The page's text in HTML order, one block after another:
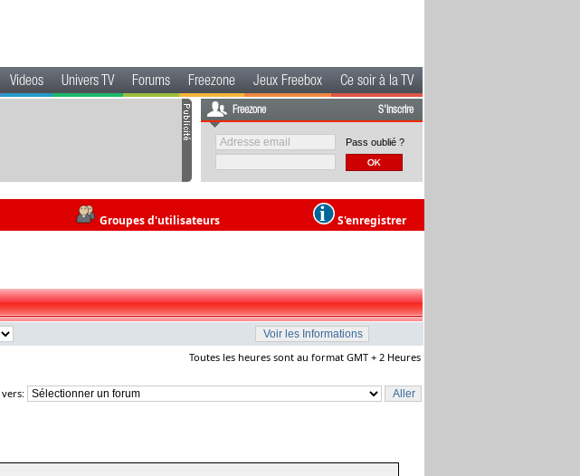
Videos Univers TV Forums Freezone Jeux Freebox Ce soir à la TV
Freezone S'inscrire
Pass oublié ?
Groupes d'utilisateurs S'enregistrer
Toutes les heures sont au format GMT + 2 Heures